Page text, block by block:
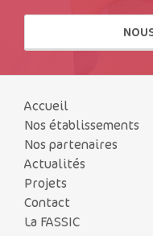
Accueil
Nos établissements
Nos partenaires
Actualités
Projets
Contact
La FASSIC